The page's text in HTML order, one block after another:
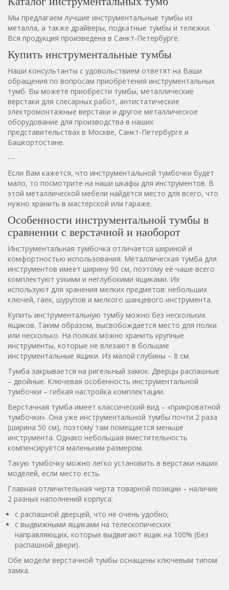
Мы предлагаем лучшие инструментальные тумбы из
металла, а также драйверы, подкатные тумбы и тележки.
Вся продукция произведена в Санкт-Петербурге.
Купить инструментальные тумбы
Наши консультанты с удовольствием ответят на Ваши
обращения по вопросам приобретения инструментальных
тумб. Вы можете приобрести тумбы, металлические
верстаки для слесарных работ, антистатические
электромонтажные верстаки и другое металлическое
оборудование для производства в наших
представительствах в Москве, Санкт-Петербурге и
Башкортостане.
---
Если Вам кажется, что инструментальной тумбочки будет
мало, то посмотрите на наши шкафы для инструментов. В
этой металлической мебели найдётся место для всего, что
нужно хранить в мастерской или гараже.
Особенности инструментальной тумбы в
сравнении с верстачной и наоборот
Инструментальная тумбочка отличается шириной и
комфортностью использования. Металлическая тумба для
инструментов имеет ширину 90 см, поэтому её чаше всего
комплектуют узкими и неглубокими ящиками. Их
используют для хранения мелких предметов: небольших
ключей, гаек, шурупов и мелкого шанцевого инструмента.
Купить инструментальную тумбу можно без нескольких
ящиков. Таким образом, высвобождается место для полки
или несколько. На полках можно хранить крупные
инструменты, которые не влезают в большие
инструментальные ящики. Из малой глубины – 8 см.
Тумба закрывается на ригельный замок. Дверцы распашные
– двойные. Ключевая особенность инструментальной
тумбочки – гибкая настройка комплектации.
Верстачная тумба имеет классический вид – «прикроватной
тумбочки». Она уже инструментальной тумбы почти 2 раза
(ширина 50 см), поэтому там помещается меньше
инструмента. Однако небольшая вместительность
компенсируется маленьким размером.
Такую тумбочку можно легко установить в верстаки наших
моделей, если место есть.
Главная отличительная черта товарной позиции – наличие
2 разных наполнений корпуса:
с распашной дверцей, что не очень удобно;
с выдвижными ящиками на телескопических
направляющих, которые выдвигают ящик на 100% (без
распашной двери).
Обе модели верстачной тумбы оснащены ключевым типом
замка.